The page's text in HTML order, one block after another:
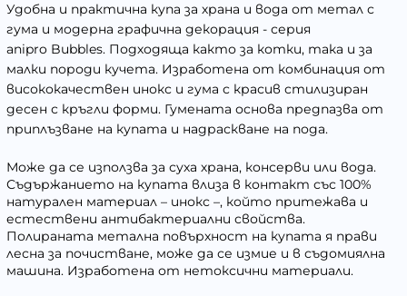
Удобна и практична купа за храна и вода от метал с
гума и модерна графична декорация - серия
anipro Bubbles. Подходяща както за котки, така и за
малки породи кучета. Изработена от комбинация от
висококачествен инокс и гума с красив стилизиран
десен с кръгли форми. Гумената основа предпазва от
приплъзване на купата и надраскване на пода.
Може да се използва за суха храна, консерви или вода.
Съдържанието на купата влиза в контакт със 100%
натурален материал – инокс –, който притежава и
естествени антибактериални свойства.
Полираната метална повърхност на купата я прави
лесна за почистване, може да се измие и в съдомиялна
машина. Изработена от нетоксични материали.